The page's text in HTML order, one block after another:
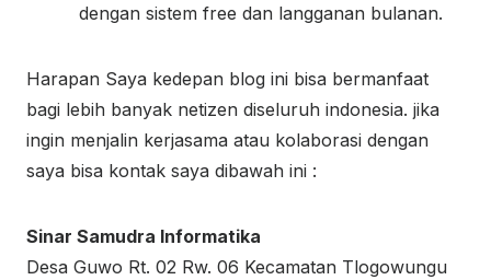
dengan sistem free dan langganan bulanan.
Harapan Saya kedepan blog ini bisa bermanfaat
bagi lebih banyak netizen diseluruh indonesia. jika
ingin menjalin kerjasama atau kolaborasi dengan
saya bisa kontak saya dibawah ini :
Sinar Samudra Informatika
Desa Guwo Rt. 02 Rw. 06 Kecamatan Tlogowungu